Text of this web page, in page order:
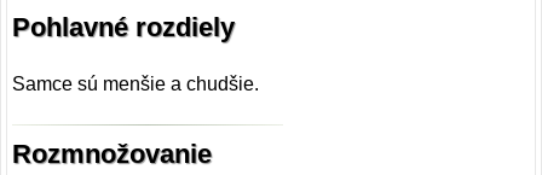
Pohlavné rozdiely
Samce sú menšie a chudšie.
Rozmnožovanie